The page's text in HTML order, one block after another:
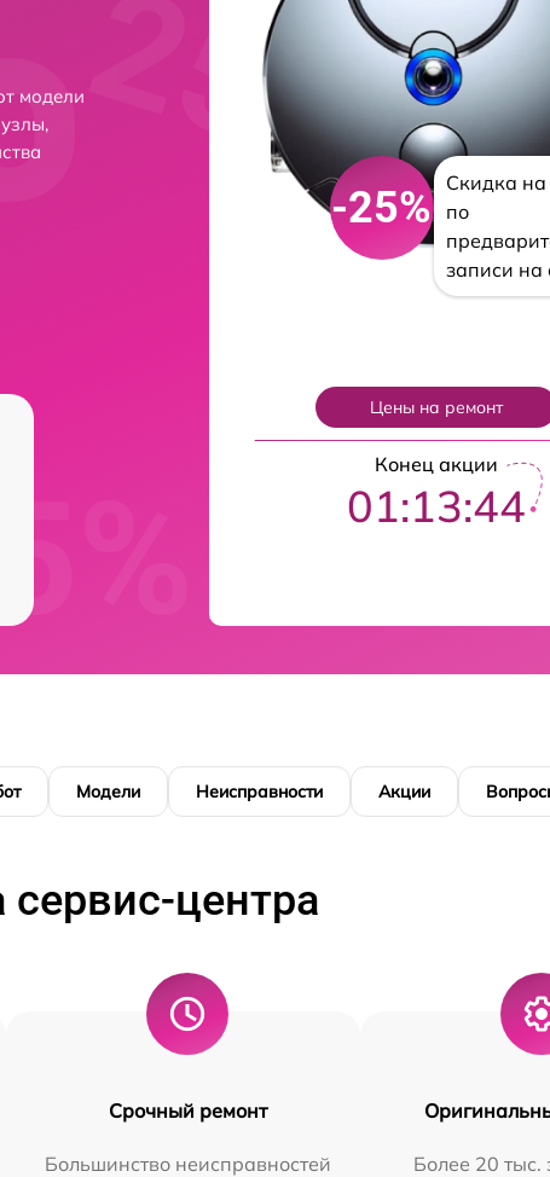
модели
-25%
Скидка на
по
записи на
Цены на ремонт
Конец акции
01:13:43
Модели Неисправности Акции
центра
Срочный ремонт
Большинство неисправностей
Более 20 тыс.